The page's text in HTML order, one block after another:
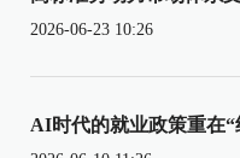
2026-06-23 10:26
AI时代的就业政策重在“